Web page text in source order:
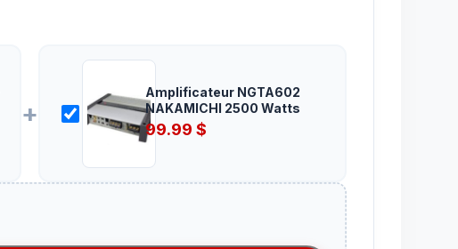
+
Amplificateur NGTA602
NAKAMICHI 2500 Watts
99.99 $